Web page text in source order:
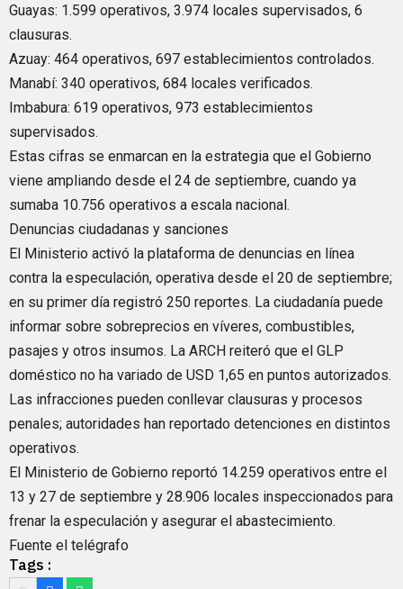
Guayas: 1.599 operativos, 3.974 locales supervisados, 6
clausuras.
Azuay: 464 operativos, 697 establecimientos controlados.
Manabí: 340 operativos, 684 locales verificados.
Imbabura: 619 operativos, 973 establecimientos
supervisados.
Estas cifras se enmarcan en la estrategia que el Gobierno
viene ampliando desde el 24 de septiembre, cuando ya
sumaba 10.756 operativos a escala nacional.
Denuncias ciudadanas y sanciones
El Ministerio activó la plataforma de denuncias en línea
contra la especulación, operativa desde el 20 de septiembre;
en su primer día registró 250 reportes. La ciudadanía puede
informar sobre sobreprecios en víveres, combustibles,
pasajes y otros insumos. La ARCH reiteró que el GLP
doméstico no ha variado de USD 1,65 en puntos autorizados.
Las infracciones pueden conllevar clausuras y procesos
penales; autoridades han reportado detenciones en distintos
operativos.
El Ministerio de Gobierno reportó 14.259 operativos entre el
13 y 27 de septiembre y 28.906 locales inspeccionados para
frenar la especulación y asegurar el abastecimiento.
Fuente el telégrafo
Tags :